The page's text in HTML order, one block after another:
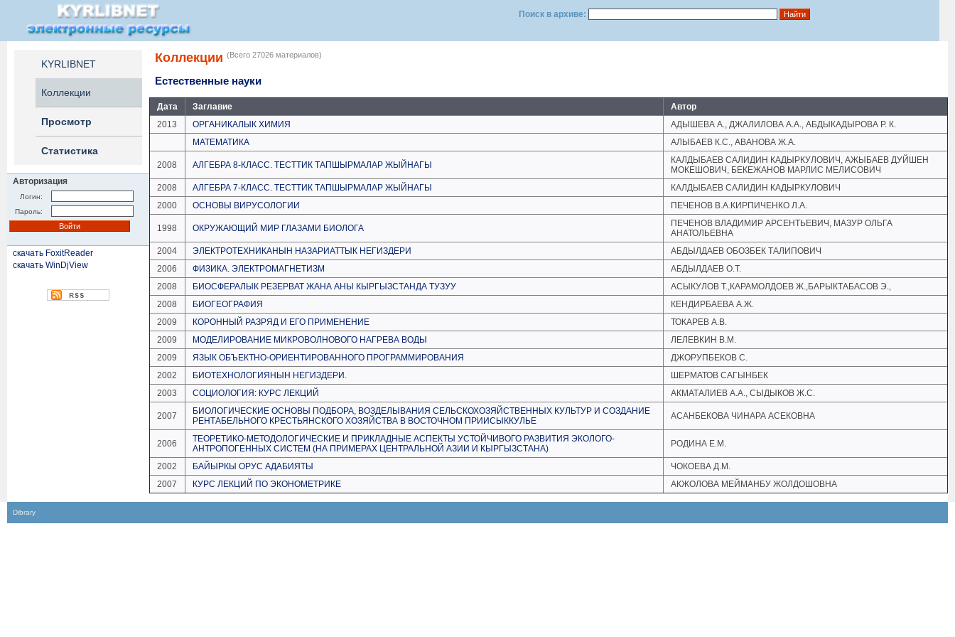
Поиск в архиве:
KYRLIBNET
Коллекции
Просмотр
Статистика
Авторизация
Логин:
Пароль:
скачать FoxitReader
скачать WinDjView
Коллекции (Всего 27026 материалов)
Естественные науки
Дата Заглавие
Автор
2013
ОРГАНИКАЛЫК ХИМИЯ
АДЫШЕВА А., ДЖАЛИЛОВА А.А., АБДЫКАДЫРОВА Р. К.
МАТЕМАТИКА
АЛЫБАЕВ К.С., АВАНОВА Ж.А.
2008 АЛГЕБРА 8-КЛАСС. ТЕСТТИК ТАПШЫРМАЛАР ЖЫЙНАГЫ
КАЛДЫБАЕВ САЛИДИН КАДЫРКУЛОВИЧ, АЖЫБАЕВ ДУЙШЕН
МОКЕШОВИЧ, БЕКЕЖАНОВ МАРЛИС МЕЛИСОВИЧ
2008
АЛГЕБРА 7-КЛАСС. ТЕСТТИК ТАПШЫРМАЛАР ЖЫЙНАГЫ
КАЛДЫБАЕВ САЛИДИН КАДЫРКУЛОВИЧ
2000
ОСНОВЫ ВИРУСОЛОГИИ ПЕЧЕНОВ В.А.КИРПИЧЕНКО Л.А.
1998 ОКРУЖАЮЩИЙ МИР ГЛАЗАМИ БИОЛОГА
ПЕЧЕНОВ ВЛАДИМИР АРСЕНТЬЕВИЧ, МАЗУР ОЛЬГА
АНАТОЛЬЕВНА
2004
ЭЛЕКТРОТЕХНИКАНЫН НАЗАРИАТТЫК НЕГИЗДЕРИ
АБДЫЛДАЕВ ОБОЗБЕК ТАЛИПОВИЧ
2006
ФИЗИКА. ЭЛЕКТРОМАГНЕТИЗМ
АБДЫЛДАЕВ О.Т.
2008
БИОСФЕРАЛЫК РЕЗЕРВАТ ЖАНА АНЫ КЫРГЫЗСТАНДА ТУЗУУ
АСЫКУЛОВ Т.,КАРАМОЛДОЕВ Ж.,БАРЫКТАБАСОВ Э.,
2008
БИОГЕОГРАФИЯ
КЕНДИРБАЕВА А.Ж.
2009
КОРОННЫЙ РАЗРЯД И ЕГО ПРИМЕНЕНИЕ
ТОКАРЕВ А.В.
2009
МОДЕЛИРОВАНИЕ МИКРОВОЛНОВОГО НАГРЕВА ВОДЫ
ЛЕЛЕВКИН В.М.
2009
ЯЗЫК ОБЪЕКТНО-ОРИЕНТИРОВАННОГО ПРОГРАММИРОВАНИЯ
ДЖОРУПБЕКОВ С.
2002
БИОТЕХНОЛОГИЯНЫН НЕГИЗДЕРИ.
ШЕРМАТОВ САГЫНБЕК
2003
СОЦИОЛОГИЯ: КУРС ЛЕКЦИЙ АКМАТАЛИЕВ А.А., СЫДЫКОВ Ж.С.
2007
БИОЛОГИЧЕСКИЕ ОСНОВЫ ПОДБОРА, ВОЗДЕЛЫВАНИЯ СЕЛЬСКОХОЗЯЙСТВЕННЫХ КУЛЬТУР И СОЗДАНИЕ
РЕНТАБЕЛЬНОГО КРЕСТЬЯНСКОГО ХОЗЯЙСТВА В ВОСТОЧНОМ ПРИИСЫККУЛЬЕ
АСАНБЕКОВА ЧИНАРА АСЕКОВНА
2006
ТЕОРЕТИКО-МЕТОДОЛОГИЧЕСКИЕ И ПРИКЛАДНЫЕ АСПЕКТЫ УСТОЙЧИВОГО РАЗВИТИЯ ЭКОЛОГО-
АНТРОПОГЕННЫХ СИСТЕМ (НА ПРИМЕРАХ ЦЕНТРАЛЬНОЙ АЗИИ И КЫРГЫЗСТАНА)
РОДИНА Е.М.
2002 БАЙЫРКЫ ОРУС АДАБИЯТЫ
ЧОКОЕВА Д.М.
2007
КУРС ЛЕКЦИЙ ПО ЭКОНОМЕТРИКЕ АКЖОЛОВА МЕЙМАНБУ ЖОЛДОШОВНА
Dibrary